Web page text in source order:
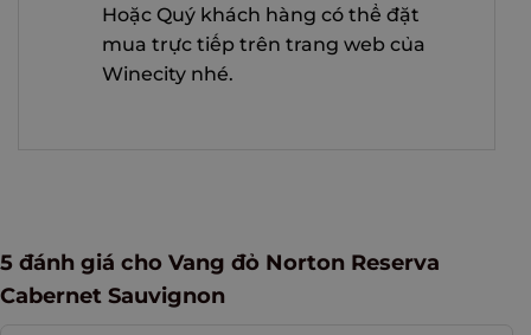
Hoặc Quý khách hàng có thể đặt
mua trực tiếp trên trang web của
Winecity nhé.
5 đánh giá cho Vang đỏ Norton Reserva
Cabernet Sauvignon